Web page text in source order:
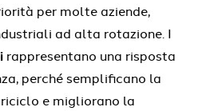
per molte aziende,
ad alta rotazione. I
rappresentano una risposta
perché semplificano la
e migliorano la